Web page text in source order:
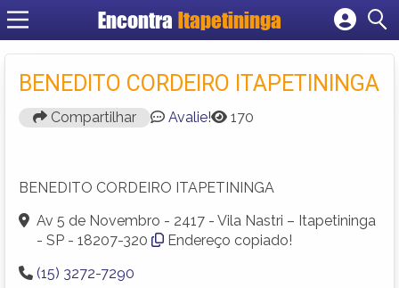
Encontra Itapetininga
Cadastrar empresa
Criar conta
BENEDITO CORDEIRO ITAPETININGA
Compartilhar Avalie! 170
BENEDITO CORDEIRO ITAPETININGA
Av 5 de Novembro - 2417 - Vila Nastri – Itapetininga
- SP - 18207-320
Endereço copiado!
(15) 3272-7290